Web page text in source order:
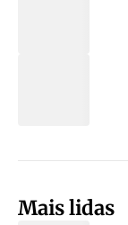
Mais lidas